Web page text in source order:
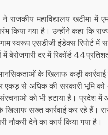
राजकीय महाविद्यालय खटीमा
किया गया है। उन्होंने कहा कि
स्वरूप एसडीजी इंडेक्स रिपोर्ट में
में बेरोजगारी दर में रिकॉर्ड 4.4
के खिलाफ कड़ी कार्रवाई
एकड़ से अधिक की सरकारी भूमि
को भी हटाया है। प्रदेश में
खिलाफ सख्त कार्रवाई कर रहे हैं।
देने का कार्य किया गया है।